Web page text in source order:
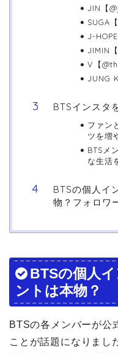
JIN【
SUGA
J-
JIMIN【
V【
JUNG
BTSインスタ
ファン
ツを増
BTSメ
な生活
BTSの個人イ
物？フォロワ
BTSの個人
ントは本物？
BTSの各メンバーが公
ことが話題になりまし